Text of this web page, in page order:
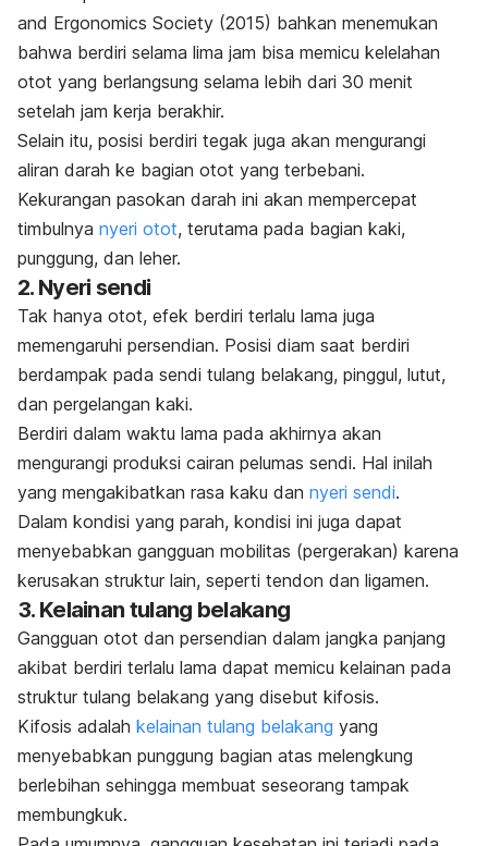
and Ergonomics Society (2015) bahkan menemukan
bahwa berdiri selama lima jam bisa memicu kelelahan
otot yang berlangsung selama lebih dari 30 menit
setelah jam kerja berakhir.
Selain itu, posisi berdiri tegak juga akan mengurangi
aliran darah ke bagian otot yang terbebani.
Kekurangan pasokan darah ini akan mempercepat
timbulnya nyeri otot, terutama pada bagian kaki,
punggung, dan leher.
2. Nyeri sendi
Tak hanya otot, efek berdiri terlalu lama juga
memengaruhi persendian. Posisi diam saat berdiri
berdampak pada sendi tulang belakang, pinggul, lutut,
dan pergelangan kaki.
Berdiri dalam waktu lama pada akhirnya akan
mengurangi produksi cairan pelumas sendi. Hal inilah
yang mengakibatkan rasa kaku dan nyeri sendi.
Dalam kondisi yang parah, kondisi ini juga dapat
menyebabkan gangguan mobilitas (pergerakan) karena
kerusakan struktur lain, seperti tendon dan ligamen.
3. Kelainan tulang belakang
Gangguan otot dan persendian dalam jangka panjang
akibat berdiri terlalu lama dapat memicu kelainan pada
struktur tulang belakang yang disebut kifosis.
Kifosis adalah kelainan tulang belakang yang
menyebabkan punggung bagian atas melengkung
berlebihan sehingga membuat seseorang tampak
membungkuk.